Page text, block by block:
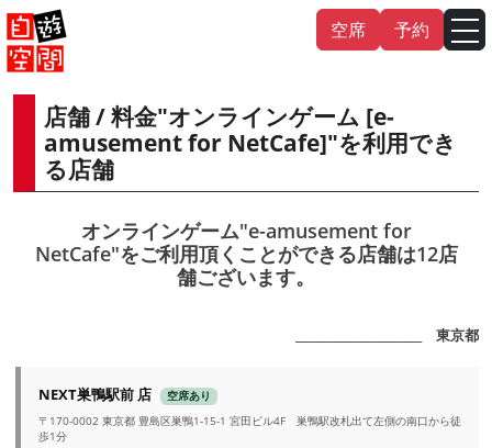
Skip
to
content
空席 予約
店舗 / 料金"オンラインゲーム [e-
amusement for NetCafe]"を利用でき
る店舗
オンラインゲーム"e-amusement for
NetCafe"をご利用頂くことができる店舗は12店
舗ございます。
_______________________ 東京都
NEXT巣鴨駅前 店
空席あり
〒170-0002 東京都 豊島区巣鴨1-15-1 宮田ビル4F 巣鴨駅改札出て左側の南口から徒
歩1分
English 中文（繁體） 中文（简体）
한국어
日本語